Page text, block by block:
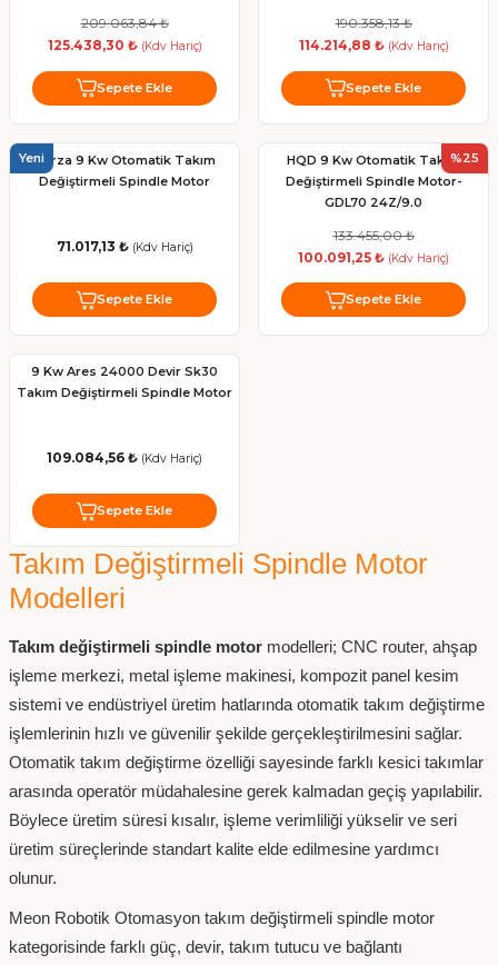
209.063,84 ₺
125.438,30 ₺ (Kdv Hariç)
Sepete Ekle
190.358,13 ₺
114.214,88 ₺ (Kdv Hariç)
Sepete Ekle
YeniForza 9 Kw Otomatik Takım
Değiştirmeli Spindle Motor
71.017,13 ₺ (Kdv Hariç)
Sepete Ekle
%25
HQD 9 Kw Otomatik Takım
Değiştirmeli Spindle Motor-
GDL70 24Z/9.0
133.455,00 ₺
100.091,25 ₺ (Kdv Hariç)
Sepete Ekle
9 Kw Ares 24000 Devir Sk30
Takım Değiştirmeli Spindle Motor
109.084,56 ₺ (Kdv Hariç)
Sepete Ekle
Takım Değiştirmeli Spindle Motor
Modelleri
Takım değiştirmeli spindle motor modelleri; CNC router, ahşap
işleme merkezi, metal işleme makinesi, kompozit panel kesim
sistemi ve endüstriyel üretim hatlarında otomatik takım değiştirme
işlemlerinin hızlı ve güvenilir şekilde gerçekleştirilmesini sağlar.
Otomatik takım değiştirme özelliği sayesinde farklı kesici takımlar
arasında operatör müdahalesine gerek kalmadan geçiş yapılabilir.
Böylece üretim süresi kısalır, işleme verimliliği yükselir ve seri
üretim süreçlerinde standart kalite elde edilmesine yardımcı
olunur.
Meon Robotik Otomasyon takım değiştirmeli spindle motor
kategorisinde farklı güç, devir, takım tutucu ve bağlantı